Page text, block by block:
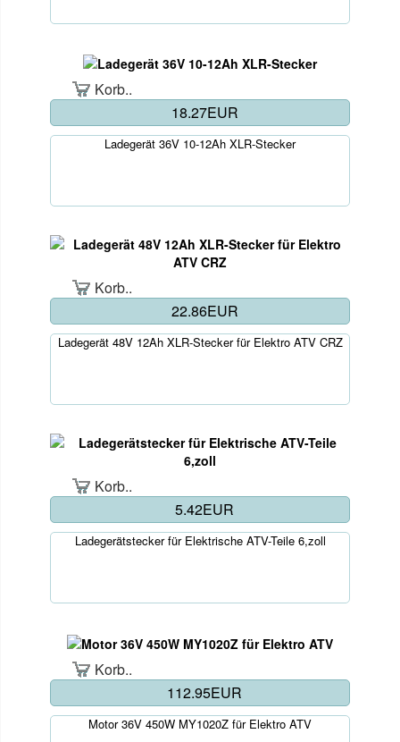
Korb..
18.27EUR
Ladegerät 36V 10-12Ah XLR-Stecker
Korb..
22.86EUR
Ladegerät 48V 12Ah XLR-Stecker für Elektro ATV CRZ
Korb..
5.42EUR
Ladegerätstecker für Elektrische ATV-Teile 6,zoll
Korb..
112.95EUR
Motor 36V 450W MY1020Z für Elektro ATV